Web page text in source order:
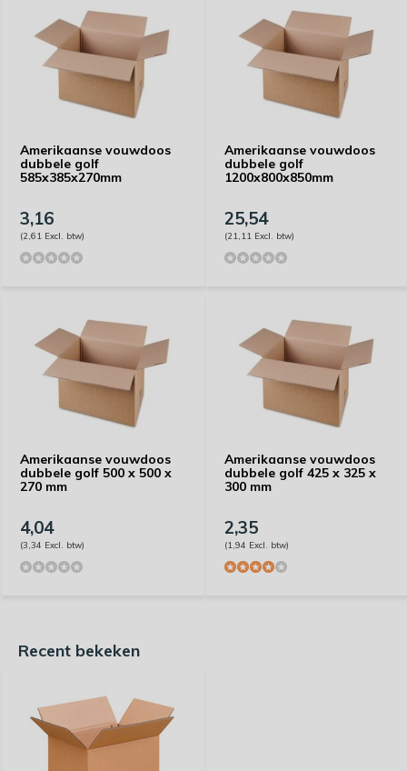
Amerikaanse vouwdoos
dubbele golf
585x385x270mm
3,16
(2,61 Excl. btw)
Amerikaanse vouwdoos
dubbele golf
1200x800x850mm
25,54
(21,11 Excl. btw)
Amerikaanse vouwdoos
dubbele golf 500 x 500 x
270 mm
4,04
(3,34 Excl. btw)
Amerikaanse vouwdoos
dubbele golf 425 x 325 x
300 mm
2,35
(1,94 Excl. btw)
Recent bekeken